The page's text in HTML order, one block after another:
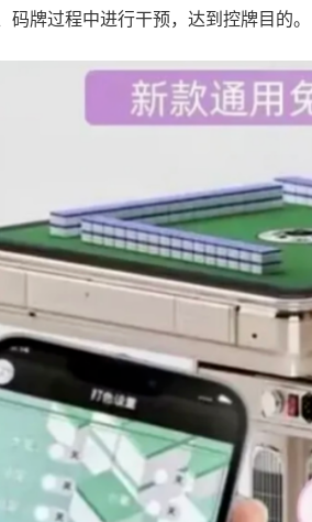
码牌过程中进行干预，达到控牌目的。